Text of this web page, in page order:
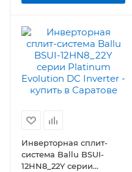
Инверторная сплит-
система Ballu BSUI-
12HN8_22Y серии